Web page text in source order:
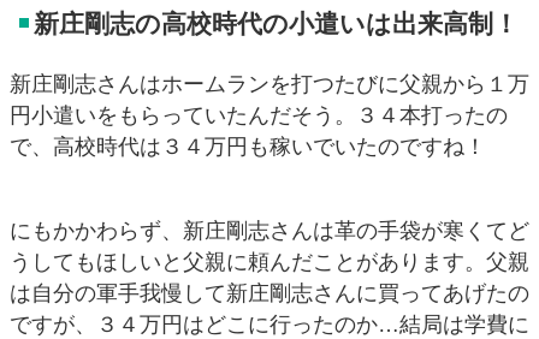
新庄剛志の高校時代の小遣いは出来高制！
新庄剛志さんはホームランを打つたびに父親から１万
円小遣いをもらっていたんだそう。３４本打ったの
で、高校時代は３４万円も稼いでいたのですね！
にもかかわらず、新庄剛志さんは革の手袋が寒くてど
うしてもほしいと父親に頼んだことがあります。父親
は自分の軍手我慢して新庄剛志さんに買ってあげたの
ですが、３４万円はどこに行ったのか…結局は学費に